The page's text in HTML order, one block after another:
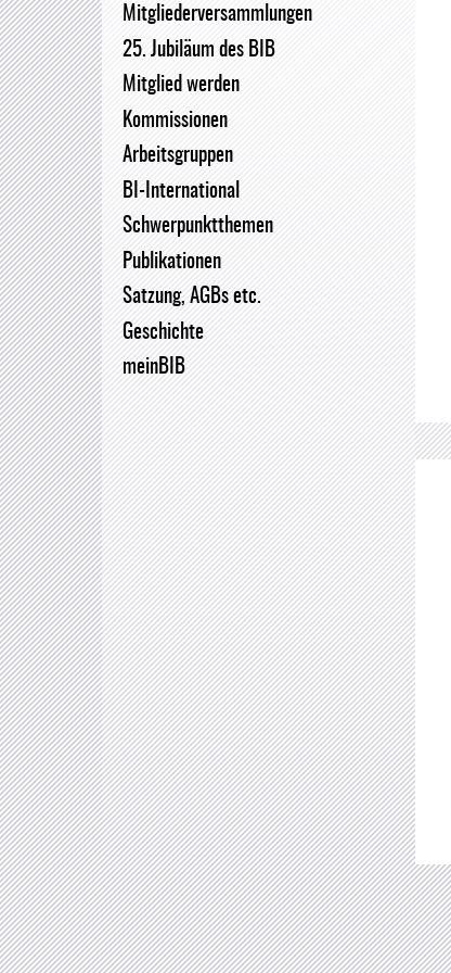
BiblioJobs
BIB-OPUS Volltextserver
Mitgliederversammlungen
25. Jubiläum des BIB
Mitglied werden
Kommissionen
Arbeitsgruppen
BI-International
Schwerpunktthemen
Publikationen
Satzung, AGBs etc.
Geschichte
meinBIB